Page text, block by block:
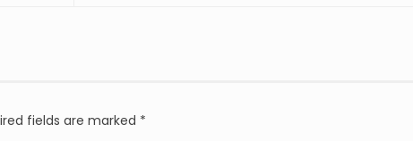
fields are marked *